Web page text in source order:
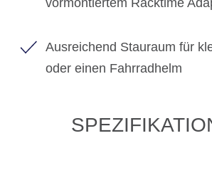
Ausreichend Stauraum für
oder einen Fahrradhelm